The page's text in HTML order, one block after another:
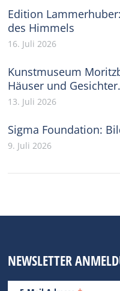
Edition
des Himmels
16. Juli 2026
Kunstmuseum
Häuser und
13. Juli 2026
Sigma Foundation:
9. Juli 2026
NEWSLETTER